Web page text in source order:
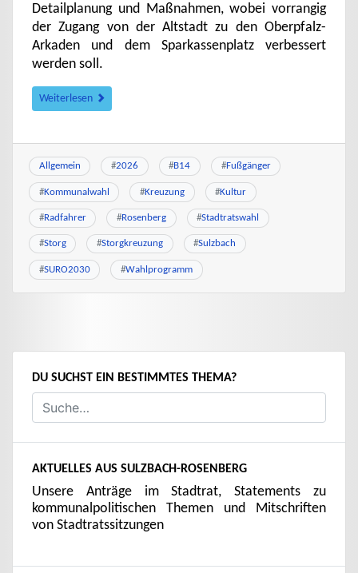
Detailplanung und Maßnahmen, wobei vorrangig
der Zugang von der Altstadt zu den Oberpfalz-
Arkaden und dem Sparkassenplatz verbessert
werden soll.
Weiterlesen
Allgemein #2026 #B14 #Fußgänger
#Kommunalwahl #Kreuzung #Kultur
#Radfahrer #Rosenberg #Stadtratswahl
#Storg #Storgkreuzung #Sulzbach
#SURO2030 #Wahlprogramm
DU SUCHST EIN BESTIMMTES THEMA?
AKTUELLES AUS SULZBACH-ROSENBERG
Unsere Anträge im Stadtrat, Statements zu
kommunalpolitischen Themen und Mitschriften
von Stadtratssitzungen